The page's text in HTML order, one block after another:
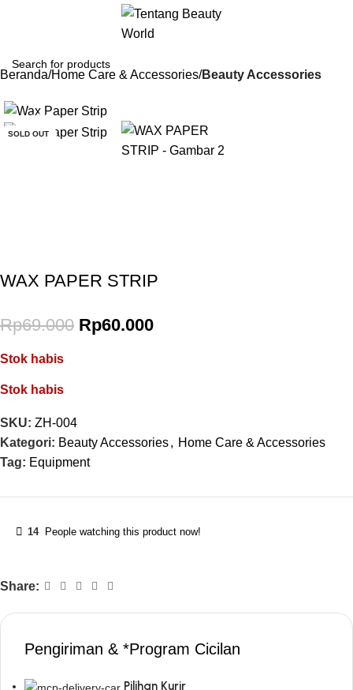
Beranda Home Care & Accessories Beauty Accessories
-13%
SOLD OUT
WAX PAPER STRIP
Rp69.000 Rp60.000
Stok habis
Stok habis
SKU: ZH-004
Kategori: Beauty Accessories, Home Care & Accessories
Tag: Equipment
14 People watching this product now!
Share:
Pengiriman & *Program Cicilan
Pilihan Kurir